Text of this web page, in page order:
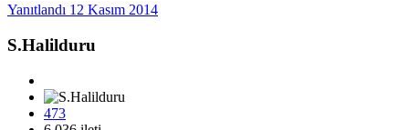
Yanıtlandı 12 Kasım 2014
S.Halilduru
473